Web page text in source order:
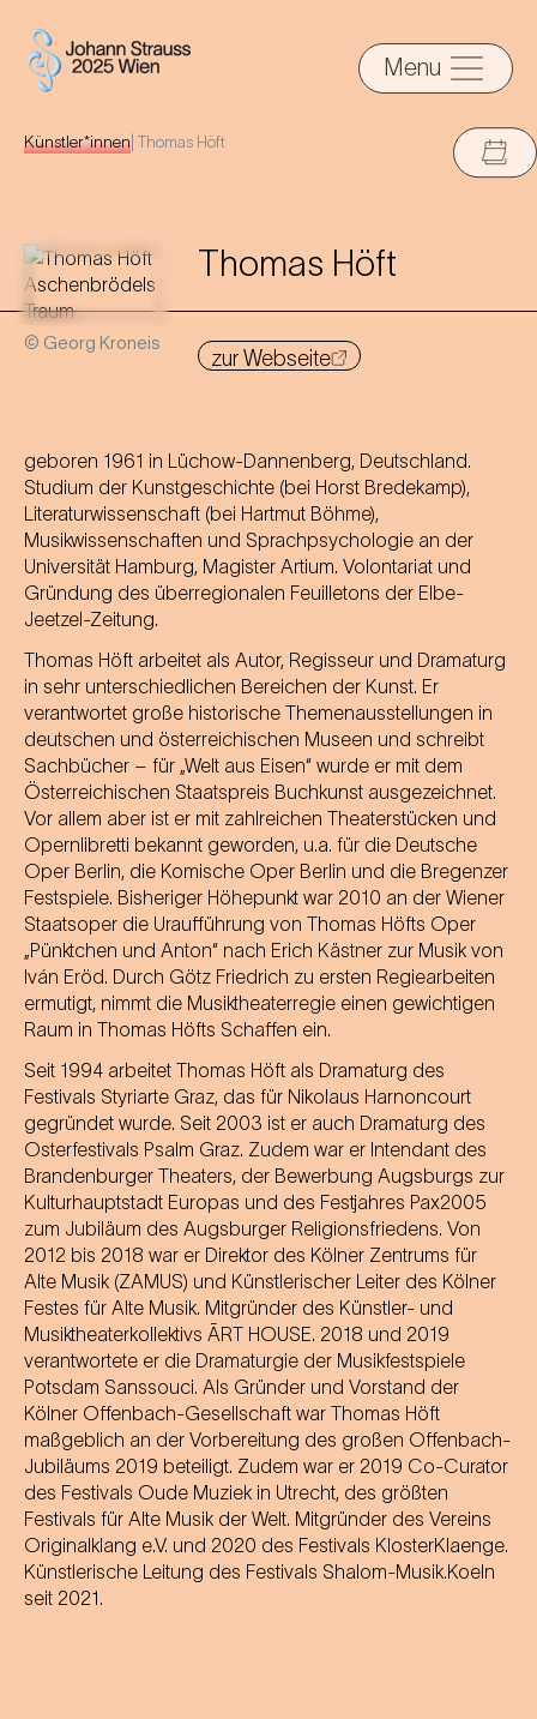
Menu
Künstler*innen Thomas Höft
© Georg Kroneis
Thomas Höft
zur Webseite
geboren 1961 in Lüchow-Dannenberg, Deutschland.
Studium der Kunstgeschichte (bei Horst Bredekamp),
Literaturwissenschaft (bei Hartmut Böhme),
Musikwissenschaften und Sprachpsychologie an der
Universität Hamburg, Magister Artium. Volontariat und
Gründung des überregionalen Feuilletons der Elbe-
Jeetzel-Zeitung.
Thomas Höft arbeitet als Autor, Regisseur und Dramaturg
in sehr unterschiedlichen Bereichen der Kunst. Er
verantwortet große historische Themenausstellungen in
deutschen und österreichischen Museen und schreibt
Sachbücher – für „Welt aus Eisen“ wurde er mit dem
Österreichischen Staatspreis Buchkunst ausgezeichnet.
Vor allem aber ist er mit zahlreichen Theaterstücken und
Opernlibretti bekannt geworden, u.a. für die Deutsche
Oper Berlin, die Komische Oper Berlin und die Bregenzer
Festspiele. Bisheriger Höhepunkt war 2010 an der Wiener
Staatsoper die Uraufführung von Thomas Höfts Oper
„Pünktchen und Anton“ nach Erich Kästner zur Musik von
Iván Eröd. Durch Götz Friedrich zu ersten Regiearbeiten
ermutigt, nimmt die Musiktheaterregie einen gewichtigen
Raum in Thomas Höfts Schaffen ein.
Seit 1994 arbeitet Thomas Höft als Dramaturg des
Festivals Styriarte Graz, das für Nikolaus Harnoncourt
gegründet wurde. Seit 2003 ist er auch Dramaturg des
Osterfestivals Psalm Graz. Zudem war er Intendant des
Brandenburger Theaters, der Bewerbung Augsburgs zur
Kulturhauptstadt Europas und des Festjahres Pax2005
zum Jubiläum des Augsburger Religionsfriedens. Von
2012 bis 2018 war er Direktor des Kölner Zentrums für
Alte Musik (ZAMUS) und Künstlerischer Leiter des Kölner
Festes für Alte Musik. Mitgründer des Künstler- und
Musiktheaterkollektivs ĀRT HOUSE. 2018 und 2019
verantwortete er die Dramaturgie der Musikfestspiele
Potsdam Sanssouci. Als Gründer und Vorstand der
Kölner Offenbach-Gesellschaft war Thomas Höft
maßgeblich an der Vorbereitung des großen Offenbach-
Jubiläums 2019 beteiligt. Zudem war er 2019 Co-Curator
des Festivals Oude Muziek in Utrecht, des größten
Festivals für Alte Musik der Welt. Mitgründer des Vereins
Originalklang e.V. und 2020 des Festivals KlosterKlaenge.
Künstlerische Leitung des Festivals Shalom-Musik.Koeln
seit 2021.